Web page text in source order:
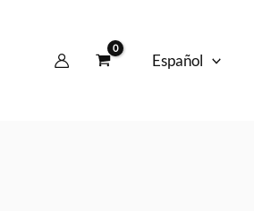
Español